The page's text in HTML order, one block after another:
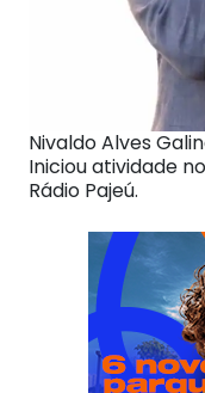
Nivaldo Alves
Iniciou atividade
Rádio Pajeú.